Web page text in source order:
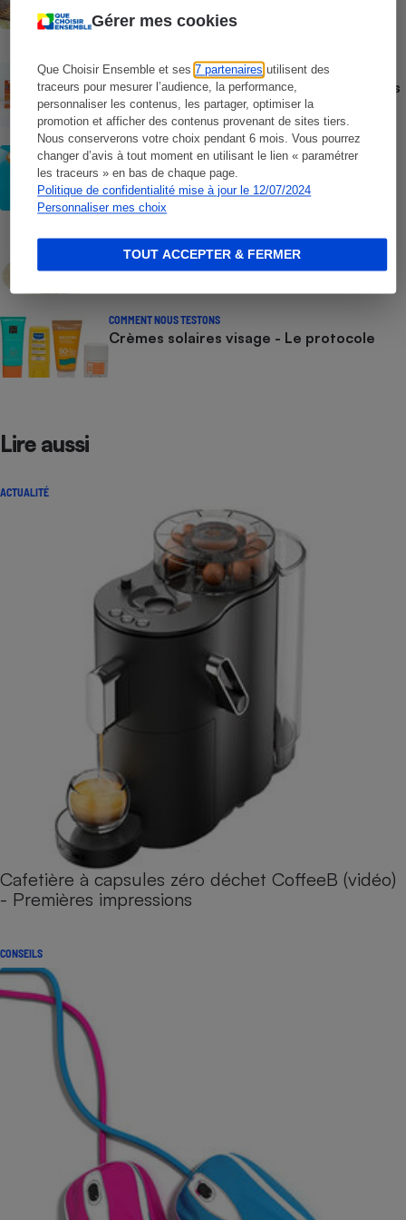
Gérer mes cookies
Que Choisir Ensemble et ses7 partenaires utilisent des
traceurs pour mesurer l’audience, la performance,
personnaliser les contenus, les partager, optimiser la
promotion et afficher des contenus provenant de sites tiers.
Nous conserverons votre choix pendant 6 mois. Vous pourrez
changer d’avis à tout moment en utilisant le lien « paramétrer
les traceurs » en bas de chaque page.
Politique de confidentialité mise à jour le 12/07/2024
Personnaliser mes choix
TOUT ACCEPTER & FERMER
dangereuses pour la santé des
ACTUALITÉ
Crèmes solaires - Le bilan désastreux des
plateformes chinoises
CONSEILS
Crèmes solaires - Les logos à la loupe
COMMENT NOUS TESTONS
Crèmes solaires - Le protocole
COMMENT NOUS TESTONS
Crèmes solaires visage - Le protocole
Lire aussi
ACTUALITÉ
Cafetière à capsules zéro déchet CoffeeB (vidéo)
- Premières impressions
CONSEILS